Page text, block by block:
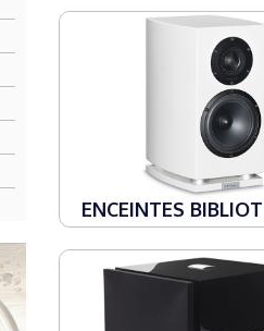
ENCEINTES